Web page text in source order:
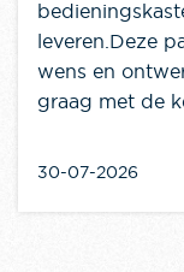
leveren.Deze
wens en
graag met de
30-07-2026